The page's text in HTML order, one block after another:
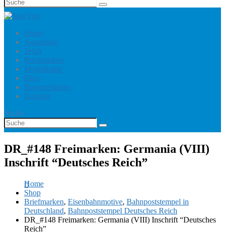
Home
Aquaristik
Teich
Briefmarken
Modellbahn
Blog
Benutzerkonto
Kontakt
Suche
DR_#148 Freimarken: Germania (VIII)
Inschrift “Deutsches Reich”
Home
Shop
Briefmarken, Eisenbahnmotive, Bahnpoststempel in
Deutschland, Bahnpoststempel Deutsches Reich
DR_#148 Freimarken: Germania (VIII) Inschrift “Deutsches
Reich”